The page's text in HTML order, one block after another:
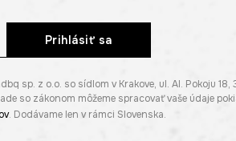
Prihlásiť sa
sp. z o.o. so sídlom v Krakove, ul. Al. Pokoju 18,
so zákonom môžeme spracovať vaše údaje
. Dodávame len v rámci Slovenska.